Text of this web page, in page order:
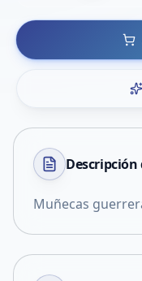
Descripción
Muñecas